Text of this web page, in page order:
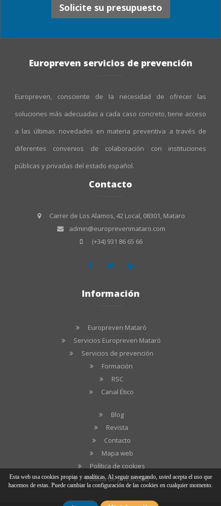
Esta web usa cookies propias y analíticas. Al seguir navegando, usted acepta el uso que
hacemos de estas. Puede cambiar la configuración de las cookies en cualquier momento.
Solicite su presupuesto
Europreven servicios de prevención
Europreven, consciente de la necesidad de ofrecer las
soluciones más adecuadas a cada caso concreto, tiene acceso
a las últimas novedades en materia preventiva a través de
diferentes convenios de colaboración con instituciones
públicas y privadas del estado español.
Contacto
Carrer de Los Alamos, 42 Local, 08301, Mataro
admin@europrevenmataro.com
(+34) 931 86 65 66
Información
Europreven Mataró
Servicios Europreven Mataró
Servicios de prevención
Formación
RSC
Canal Ético
Blog
Revista
Contacto
Mapa web
Política de cookies
Política de privacidad